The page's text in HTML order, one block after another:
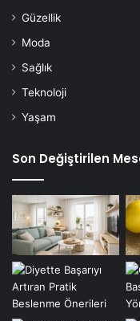
Güzellik
Moda
Sağlık
Teknoloji
Yaşam
Son Değiştirilen